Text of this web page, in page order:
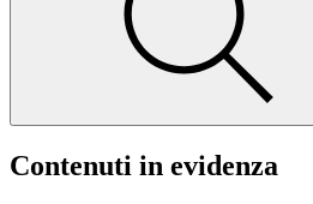
Contenuti in evidenza